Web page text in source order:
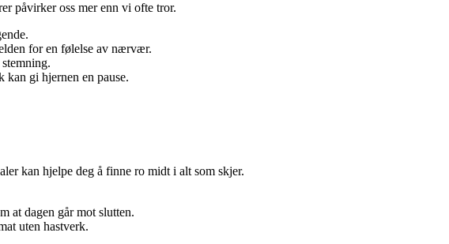
påvirker oss mer enn vi ofte tror.
for en følelse av nærvær.
gi hjernen en pause.
kan hjelpe deg å finne ro midt i alt som skjer.
at dagen går mot slutten.
uten hastverk.